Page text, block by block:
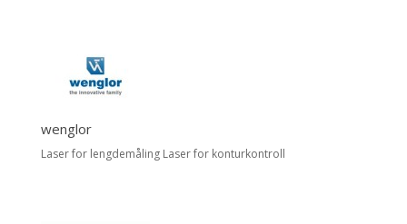
wenglor
Laser for lengdemåling Laser for konturkontroll